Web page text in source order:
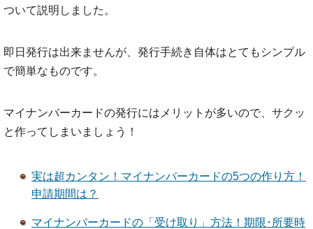
ついて説明しました。
即日発行は出来ませんが、発行手続き自体はとてもシンプル
で簡単なものです。
マイナンバーカードの発行にはメリットが多いので、サクッ
と作ってしまいましょう！
実は超カンタン！マイナンバーカードの5つの作り方！
申請期間は？
マイナンバーカードの「受け取り」方法！期限･所要時